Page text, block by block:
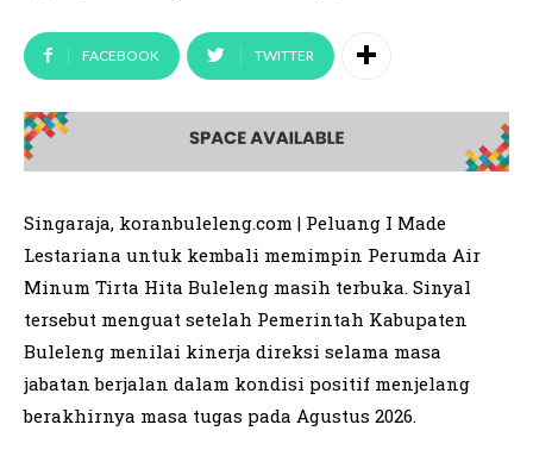
FACEBOOK TWITTER
Singaraja, koranbuleleng.com | Peluang I Made
Lestariana untuk kembali memimpin Perumda Air
Minum Tirta Hita Buleleng masih terbuka. Sinyal
tersebut menguat setelah Pemerintah Kabupaten
Buleleng menilai kinerja direksi selama masa
jabatan berjalan dalam kondisi positif menjelang
berakhirnya masa tugas pada Agustus 2026.